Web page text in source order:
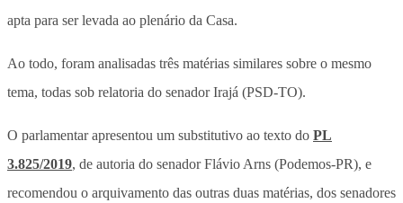
apta para ser levada ao plenário da Casa.
Ao todo, foram analisadas três matérias similares sobre o mesmo
tema, todas sob relatoria do senador Irajá (PSD-TO).
O parlamentar apresentou um substitutivo ao texto do PL
3.825/2019, de autoria do senador Flávio Arns (Podemos-PR), e
recomendou o arquivamento das outras duas matérias, dos senadores